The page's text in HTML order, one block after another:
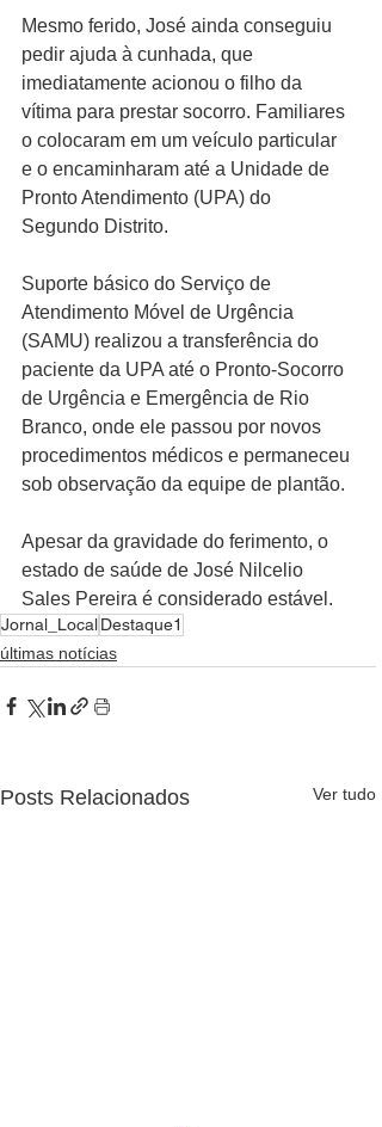
Mesmo ferido, José ainda conseguiu
pedir ajuda à cunhada, que
imediatamente acionou o filho da
vítima para prestar socorro. Familiares
o colocaram em um veículo particular
e o encaminharam até a Unidade de
Pronto Atendimento (UPA) do
Segundo Distrito.
Suporte básico do Serviço de
Atendimento Móvel de Urgência
(SAMU) realizou a transferência do
paciente da UPA até o Pronto-Socorro
de Urgência e Emergência de Rio
Branco, onde ele passou por novos
procedimentos médicos e permaneceu
sob observação da equipe de plantão.
Apesar da gravidade do ferimento, o
estado de saúde de José Nilcelio
Sales Pereira é considerado estável.
Jornal_LocalDestaque1
últimas notícias
Posts Relacionados Ver tudo